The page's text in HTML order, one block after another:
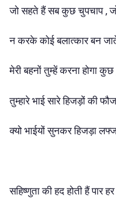
जो सहते हैं सब कुछ चुपचाप ,
न करके कोई बलात्कार बन
मेरी बहनों तुम्हें करना होगा कुछ
तुम्हारे भाई सारे हिजड़ों की
क्यो भाईयों सुनकर हिजड़ा
सहिष्णुता की हद होती हैं पार हर‌